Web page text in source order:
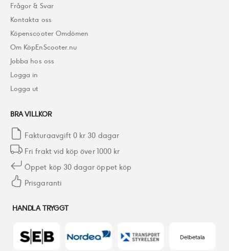
Frågor & Svar
Kontakta oss
Köpenscooter Omdömen
Om KöpEnScooter.nu
Jobba hos oss
Logga in
Logga ut
BRA VILLKOR
Fakturaavgift 0 kr 30 dagar
Fri frakt vid köp över 1000 kr
Öppet köp 30 dagar öppet köp
Prisgaranti
HANDLA TRYGGT